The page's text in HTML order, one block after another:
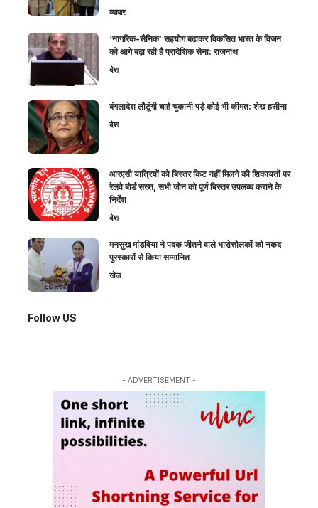
व्यापार
‘नागरिक-सैनिक’ सहयोग बढ़ाकर विकसित भारत के विजन
को आगे बढ़ा रही है प्रादेशिक सेना: राजनाथ
देश
बंगलादेश लौटूंगी चाहे चुकानी पड़े कोई भी कीमत: शेख हसीना
देश
आरएसी यात्रियों को बिस्तर किट नहीं मिलने की शिकायतों पर
रेलवे बोर्ड सख्त, सभी जोन को पूर्ण बिस्तर उपलब्ध कराने के
निर्देश
देश
मनसुख मांडविया ने पदक जीतने वाले भारोत्तोलकों को नकद
पुरस्कारों से किया सम्मानित
खेल
Follow US
- ADVERTISEMENT -